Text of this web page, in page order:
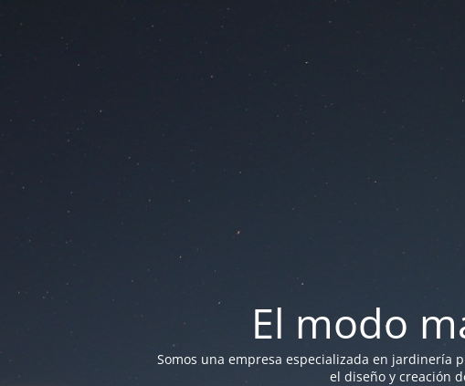
El modo
Somos una empresa especializada en jardinería
el diseño y creación